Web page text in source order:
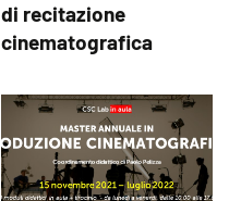
di recitazione
cinematografica